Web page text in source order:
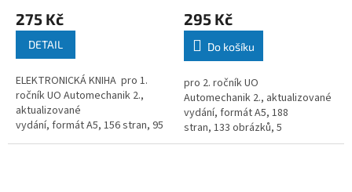
275 Kč
DETAIL
ELEKTRONICKÁ KNIHA pro 1.
ročník UO Automechanik 2.,
aktualizované
vydání, formát A5, 156 stran, 95
obrázků, 16 tabulek, rok vydání
295 Kč
Do košíku
pro 2. ročník UO
Automechanik 2., aktualizované
vydání, formát A5, 188
stran, 133 obrázků, 5
tabulek, rok vydání 2010